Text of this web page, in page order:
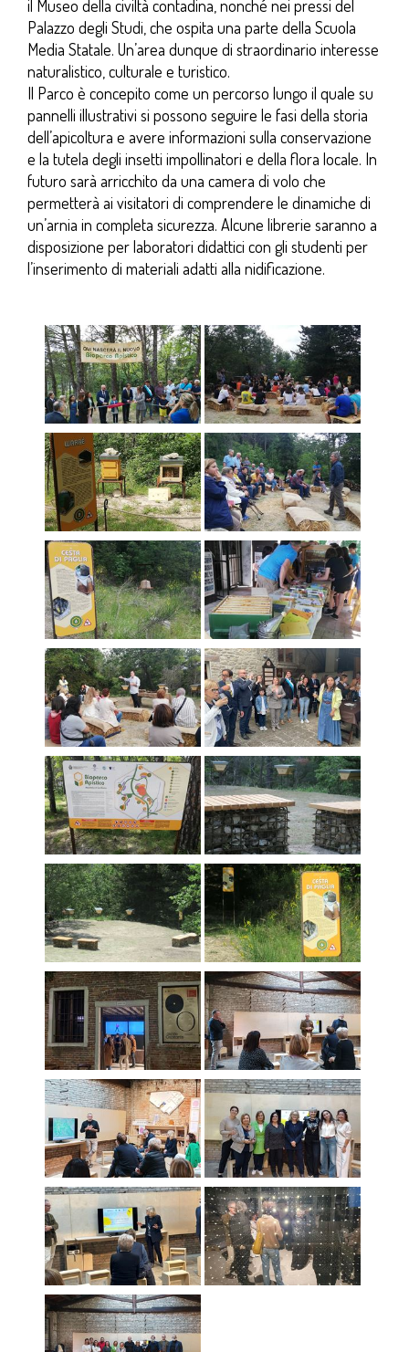
il Museo della civiltà contadina, nonché nei pressi del
Palazzo degli Studi, che ospita una parte della Scuola
Media Statale. Un’area dunque di straordinario interesse
naturalistico, culturale e turistico.
Il Parco è concepito come un percorso lungo il quale su
pannelli illustrativi si possono seguire le fasi della storia
dell’apicoltura e avere informazioni sulla conservazione
e la tutela degli insetti impollinatori e della flora locale. In
futuro sarà arricchito da una camera di volo che
permetterà ai visitatori di comprendere le dinamiche di
un’arnia in completa sicurezza. Alcune librerie saranno a
disposizione per laboratori didattici con gli studenti per
l’inserimento di materiali adatti alla nidificazione.